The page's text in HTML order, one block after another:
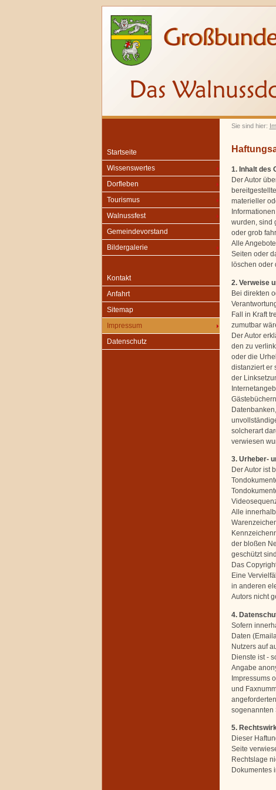
Sie sind hier:
Startseite
Wissenswertes
Dorfleben
Tourismus
Walnussfest
Gemeindevorstand
Bildergalerie
Kontakt
Anfahrt
Sitemap
Impressum
Datenschutz
1. Inhalt des
Der Autor
materieller
wurden, sind
oder grob
Alle
Seiten oder
löschen
2. Verweise
Bei direkten
Fall in Kraft
zumutbar
Der Autor
den zu
oder die
distanziert er
der
solcherart
verwiesen
3. Urheber-
Der Autor ist
Alle
der bloßen
geschützt
Das
Eine
in anderen
Autors nicht
4.
Sofern
Daten
Nutzers auf
Dienste ist -
Angabe
Impressums
und
sogenannten
5.
Dieser
Seite
Rechtslage
Dokumentes